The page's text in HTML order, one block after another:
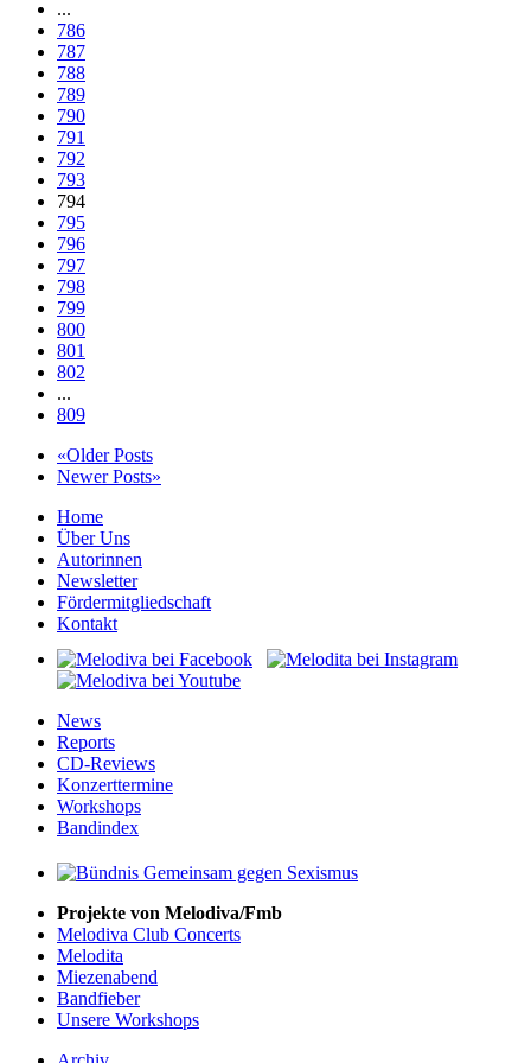
...
786
787
788
789
790
791
792
793
794
795
796
797
798
799
800
801
802
...
809
«Older Posts
Newer Posts»
Home
Über Uns
Autorinnen
Newsletter
Fördermitgliedschaft
Kontakt
News
Reports
CD-Reviews
Konzerttermine
Workshops
Bandindex
Projekte von Melodiva/Fmb
Melodiva Club Concerts
Melodita
Miezenabend
Bandfieber
Unsere Workshops